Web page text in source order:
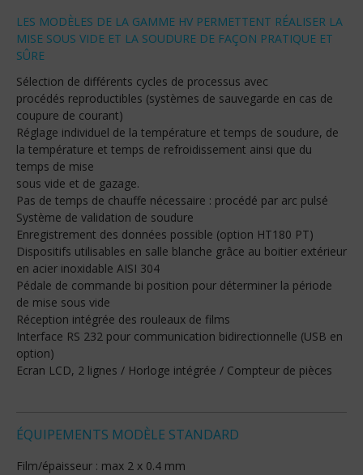
LES MODÈLES DE LA GAMME HV PERMETTENT RÉALISER LA
MISE SOUS VIDE ET LA SOUDURE DE FAÇON PRATIQUE ET
SÛRE
Sélection de différents cycles de processus avec
procédés reproductibles (systèmes de sauvegarde en cas de
coupure de courant)
Réglage individuel de la température et temps de soudure, de
la température et temps de refroidissement ainsi que du
temps de mise
sous vide et de gazage.
Pas de temps de chauffe nécessaire : procédé par arc pulsé
Système de validation de soudure
Enregistrement des données possible (option HT180 PT)
Dispositifs utilisables en salle blanche grâce au boitier extérieur
en acier inoxidable AISI 304
Pédale de commande bi position pour déterminer la période
de mise sous vide
Réception intégrée des rouleaux de films
Interface RS 232 pour communication bidirectionnelle (USB en
option)
Ecran LCD, 2 lignes / Horloge intégrée / Compteur de pièces
ÉQUIPEMENTS MODÈLE STANDARD
Film/épaisseur : max 2 x 0.4 mm